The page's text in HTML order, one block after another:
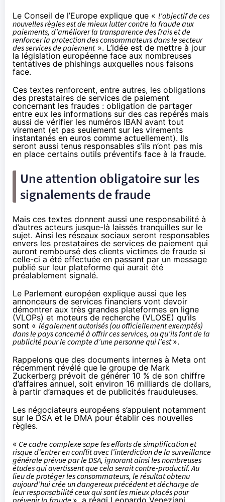
Le Conseil de l’Europe explique que « l’objectif de ces
nouvelles règles est de mieux lutter contre la fraude aux
paiements, d’améliorer la transparence des frais et de
renforcer la protection des consommateurs dans le secteur
des services de paiement». L’idée est de mettre à jour
la législation européenne face aux nombreuses
tentatives de phishings auxquelles nous faisons
face.
Ces textes renforcent, entre autres, les obligations
des prestataires de services de paiement
concernant les fraudes : obligation de partager
entre eux les informations sur des cas repérés mais
aussi de vérifier les numéros IBAN avant tout
virement (et pas seulement sur les virements
instantanés en euros comme actuellement). Ils
seront aussi tenus responsables s’ils n’ont pas mis
en place certains outils préventifs face à la fraude.
Une attention obligatoire sur les
signalements de fraude
Mais ces textes donnent aussi une responsabilité à
d’autres acteurs jusque-là laissés tranquilles sur le
sujet. Ainsi les réseaux sociaux seront responsables
envers les prestataires de services de paiement qui
auront remboursé des clients victimes de fraude si
celle-ci a été effectuée en passant par un message
publié sur leur plateforme qui aurait été
préalablement signalé.
Le Parlement européen explique aussi que les
annonceurs de services financiers vont devoir
démontrer aux très grandes plateformes en ligne
(VLOPs) et moteurs de recherche (VLOSE) qu’ils
sont « légalement autorisés (ou officiellement exemptés)
dans le pays concerné à offrir ces services, ou qu’ils font de la
publicité pour le compte d’une personne qui l’est».
Rappelons que des documents internes à Meta ont
récemment révélé que le groupe de Mark
Zuckerberg prévoit de générer 10 % de son chiffre
d’affaires annuel, soit environ 16 milliards de dollars,
à partir d’arnaques et de publicités frauduleuses.
Les négociateurs européens s’appuient notamment
sur le DSA et le DMA pour établir ces nouvelles
règles.
« Ce cadre complexe sape les efforts de simplification et
risque d’entrer en conflit avec l’interdiction de la surveillance
générale prévue par le DSA, ignorant ainsi les nombreuses
études qui avertissent que cela serait contre-productif. Au
lieu de protéger les consommateurs, le résultat obtenu
aujourd’hui crée un dangereux précédent et décharge de
leur responsabilité ceux qui sont les mieux placés pour